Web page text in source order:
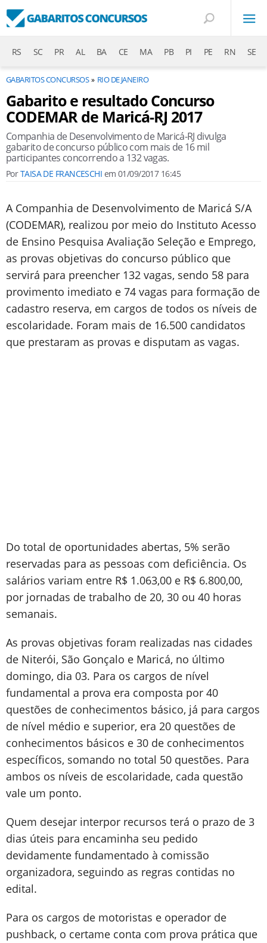
RS SC PR AL BA CE MA PB PI PE RN SE
GABARITOS CONCURSOS RIO DE JANEIRO
Gabarito e resultado Concurso
CODEMAR de Maricá-RJ 2017
Companhia de Desenvolvimento de Maricá-RJ divulga
gabarito de concurso público com mais de 16 mil
participantes concorrendo a 132 vagas.
PorTAISA DE FRANCESCHI em 01/09/2017 16:45
A Companhia de Desenvolvimento de Maricá S/A
(CODEMAR), realizou por meio do Instituto Acesso
de Ensino Pesquisa Avaliação Seleção e Emprego,
as provas objetivas do concurso público que
servirá para preencher 132 vagas, sendo 58 para
provimento imediato e 74 vagas para formação de
cadastro reserva, em cargos de todos os níveis de
escolaridade. Foram mais de 16.500 candidatos
que prestaram as provas e disputam as vagas.
Do total de oportunidades abertas, 5% serão
reservadas para as pessoas com deficiência. Os
salários variam entre R$ 1.063,00 e R$ 6.800,00,
por jornadas de trabalho de 20, 30 ou 40 horas
semanais.
As provas objetivas foram realizadas nas cidades
de Niterói, São Gonçalo e Maricá, no último
domingo, dia 03. Para os cargos de nível
fundamental a prova era composta por 40
questões de conhecimentos básico, já para cargos
de nível médio e superior, era 20 questões de
conhecimentos básicos e 30 de conhecimentos
específicos, somando no total 50 questões. Para
ambos os níveis de escolaridade, cada questão
vale um ponto.
Quem desejar interpor recursos terá o prazo de 3
dias úteis para encaminha seu pedido
devidamente fundamentado à comissão
organizadora, seguindo as regras contidas no
edital.
Para os cargos de motoristas e operador de
pushback, o certame conta com prova prática que